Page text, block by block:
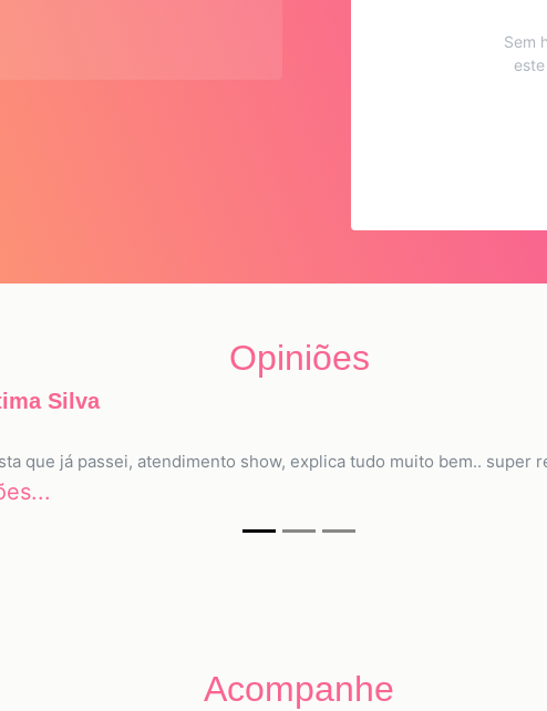
Sem
Opiniões
Silva
que já passei, atendimento show, explica tudo muito bem.. super
Acompanhe